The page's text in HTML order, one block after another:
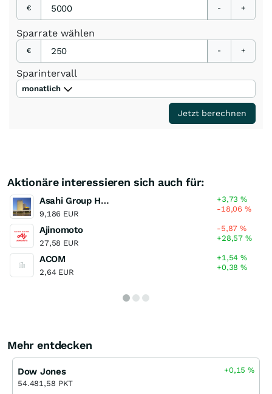
€ - +
Sparrate wählen
€ - +
Sparintervall
monatlich
Jetzt berechnen
Aktionäre interessieren sich auch für:
Asahi Group Holdings
9,186 EUR
+3,73%
-18,06%
Ajinomoto
27,58 EUR
-5,87%
+28,57%
ACOM
2,64 EUR
+1,54%
+0,38%
Mehr entdecken
Dow Jones
54.481,58 PKT
+0,15%